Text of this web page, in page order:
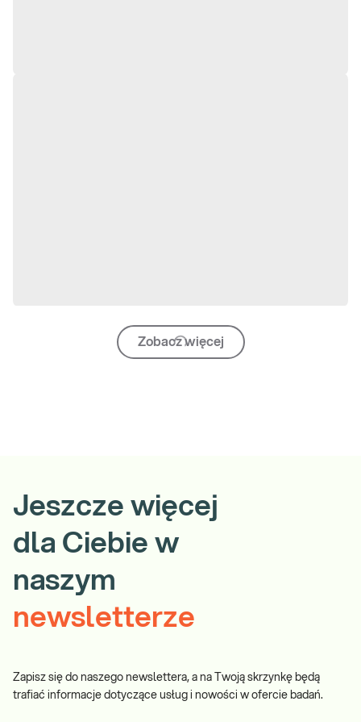
Zobacz więcej
Jeszcze więcej
dla Ciebie w
naszym
newsletterze
Zapisz się do naszego newslettera, a na Twoją skrzynkę będą
trafiać informacje dotyczące usług i nowości w ofercie badań.